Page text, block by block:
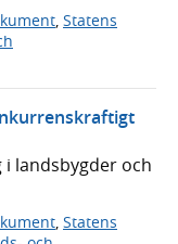
Statens
landsbygder och
, Statens